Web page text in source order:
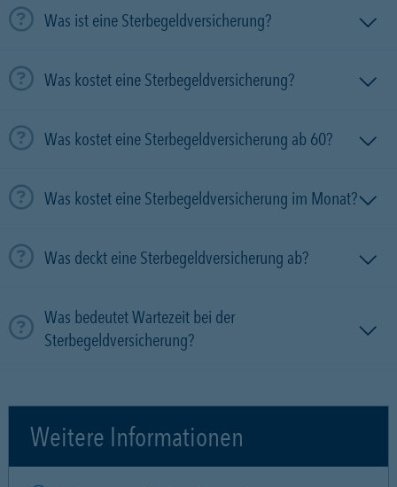
Was ist eine Sterbegeldversicherung?
Was kostet eine Sterbegeldversicherung?
Was kostet eine Sterbegeldversicherung ab 60?
Was kostet eine Sterbegeldversicherung im Monat?
Was deckt eine Sterbegeldversicherung ab?
Was bedeutet Wartezeit bei der
Sterbegeldversicherung?
Weitere Informationen